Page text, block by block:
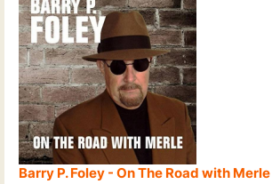
Barry P. Foley - On The Road with Merle